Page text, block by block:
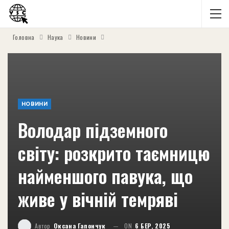
Головна Наука Новини
НОВИНИ
Володар підземного
світу: розкрито таємницю
найменшого павука, що
живе у вічній темряві
Автор Оксана Гапончук ON 6 БЕР, 2025